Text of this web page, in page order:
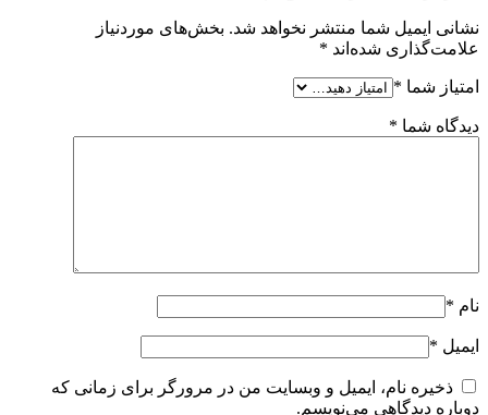
نشانی ایمیل شما منتشر نخواهد شد. بخش‌های موردنیاز
علامت‌گذاری شده‌اند *
امتیاز شما *
دیدگاه شما *
نام *
ایمیل *
ذخیره نام، ایمیل و وبسایت من در مرورگر برای زمانی که
دوباره دیدگاهی می‌نویسم.